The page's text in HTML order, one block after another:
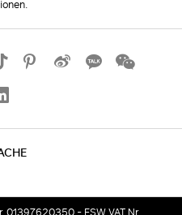
01397620350 - ESW VAT Nr.